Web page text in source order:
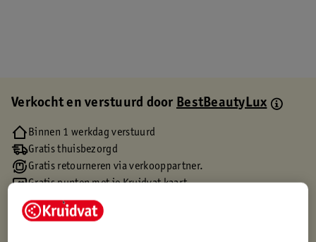
Verkocht en verstuurd doorBestBeautyLux
Binnen 1 werkdag verstuurd
Gratis thuisbezorgd
Gratis retourneren via verkooppartner.
Gratis punten met je Kruidvat kaart